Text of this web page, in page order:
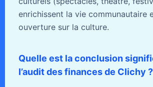
enrichissent la vie communautaire
ouverture sur la culture.
Quelle est la conclusion
l’audit des finances de Clichy ?